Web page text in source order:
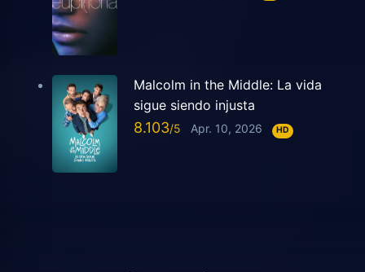
Malcolm in the Middle: La vida
sigue siendo injusta
8.103 Apr. 10, 2026 HD